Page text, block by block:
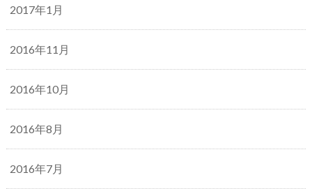
2017年1月
2016年11月
2016年10月
2016年8月
2016年7月